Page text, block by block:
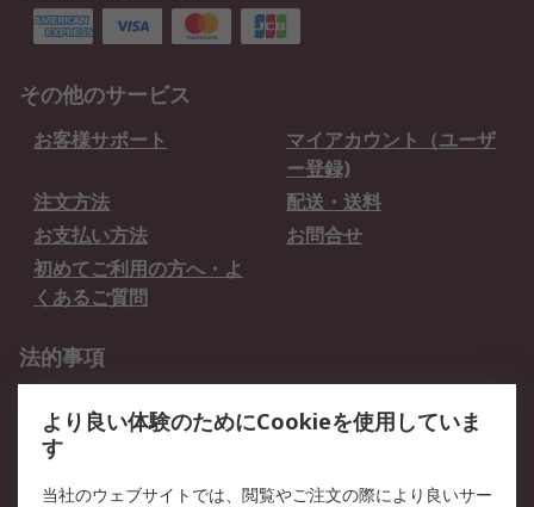
その他のサービス
お客様サポート
マイアカウント（ユーザ
ー登録)
注文方法
配送・送料
お支払い方法
お問合せ
初めてご利用の方へ・よ
くあるご質問
法的事項
クッキーポリシー
RSについて
より良い体験のためにCookieを使用していま
す
当社のウェブサイトでは、閲覧やご注文の際により良いサー